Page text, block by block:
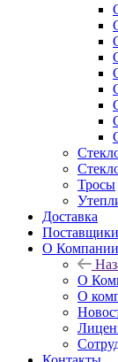
Тросы
Доставка
Поставщики
О Компании
О
О